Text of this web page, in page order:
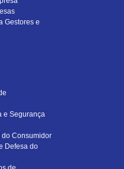
Gestores e
e Segurança
Consumidor
Defesa do